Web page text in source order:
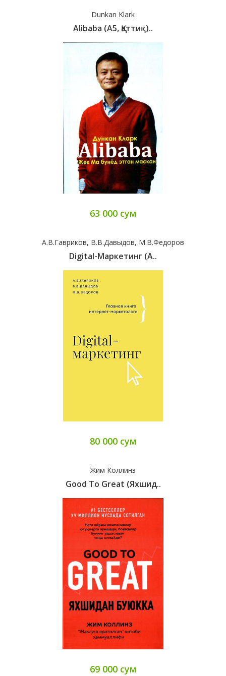
Dunkan Klark
Alibaba (А5, Қаттиқ)..
63 000 сум
А.В.Гавриков, В.В.Давыдов, М.В.Федоров
Digital-Маркетинг (А..
80 000 сум
Жим Коллинз
Good To Great (яхшид..
69 000 сум